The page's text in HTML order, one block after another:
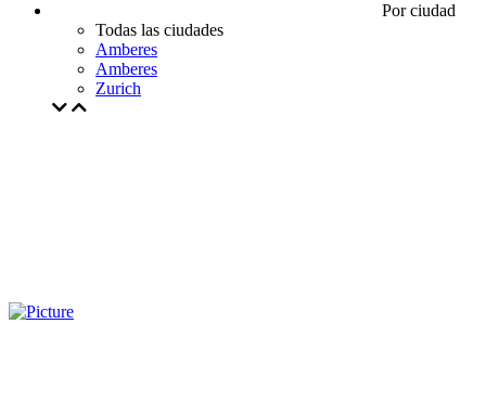
Por ciudad
Todas las ciudades
Amberes
Amberes
Zurich